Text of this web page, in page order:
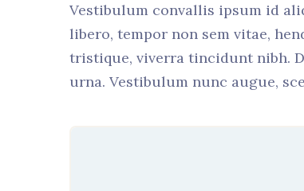
Vestibulum convallis ipsum id
libero, tempor non sem vitae,
tristique, viverra tincidunt nibh.
urna. Vestibulum nunc augue,